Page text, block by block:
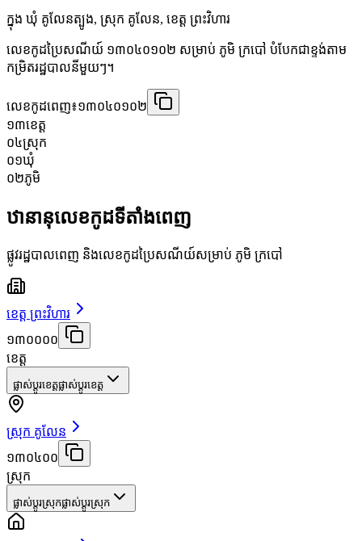
ក្នុង ឃុំ គូលែនត្បូង, ស្រុក គូលែន, ខេត្ត ព្រះវិហារ
លេខកូដប្រៃសណីយ៍ ១៣០៤០១០២ សម្រាប់ ភូមិ ក្របៅ បំបែកជាខ្ទង់តាម
កម្រិតរដ្ឋបាលនីមួយៗ។
លេខកូដពេញ៖១៣០៤០១០២
១៣ខេត្ត
០៤ស្រុក
០១ឃុំ
០២ភូមិ
ឋានានុលេខកូដទីតាំងពេញ
ផ្លូវរដ្ឋបាលពេញ និងលេខកូដប្រៃសណីយ៍សម្រាប់ ភូមិ ក្របៅ
ខេត្ត ព្រះវិហារ
១៣០០០០
ខេត្ត
ផ្លាស់ប្តូរខេត្តផ្លាស់ប្តូរខេត្ត
ស្រុក គូលែន
១៣០៤០០
ស្រុក
ផ្លាស់ប្តូរស្រុកផ្លាស់ប្តូរស្រុក